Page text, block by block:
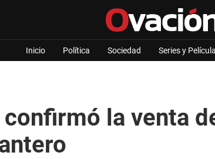
Inicio Política Sociedad Series y
la venta